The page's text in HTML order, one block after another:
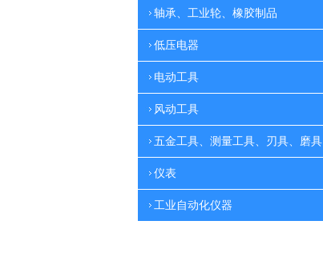
轴承、工业轮、橡胶制品
低压电器
电动工具
风动工具
五金工具、测量工具、刃具、磨具
仪表
工业自动化仪器